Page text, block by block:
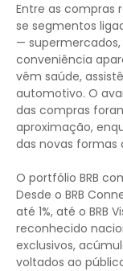
Entre as compras
se segmentos
—
conveniência
vêm saúde,
automotivo. O
das compras
aproximação,
das novas formas
O portfólio BRB
Desde o BRB
até 1%, até o BRB
reconhecido
exclusivos,
voltados ao